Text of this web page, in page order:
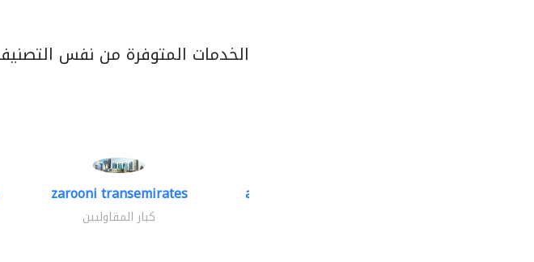
الخدمات المتوفرة من نفس
zarooni transemirates
كبار المقاوليين
accurate bldh cont..